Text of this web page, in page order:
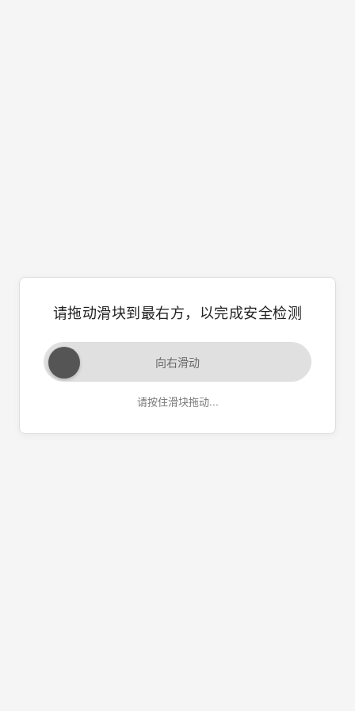
请拖动滑块到最右方，以完成安全检测
向右滑动
请按住滑块拖动...